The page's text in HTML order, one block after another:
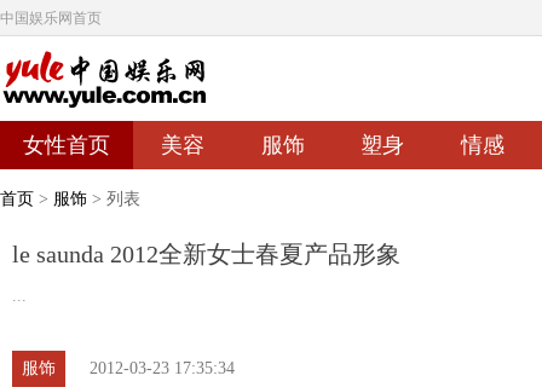
中国娱乐网首页
女性首页 美容 服饰 塑身 情感
首页 > 服饰 > 列表
le saunda 2012全新女士春夏产品形象
...
服饰 2012-03-23 17:35:34